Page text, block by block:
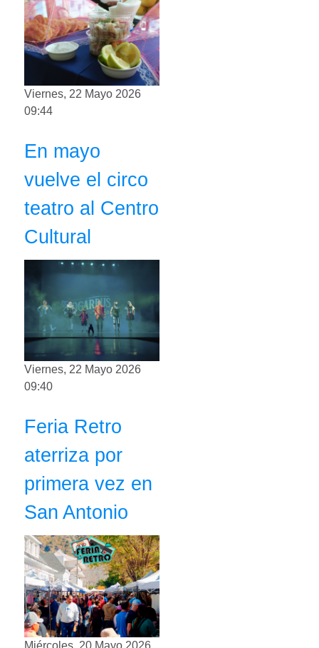
Viernes, 22 Mayo 2026
09:44
En mayo
vuelve el circo
teatro al Centro
Cultural
Viernes, 22 Mayo 2026
09:40
Feria Retro
aterriza por
primera vez en
San Antonio
Miércoles, 20 Mayo 2026